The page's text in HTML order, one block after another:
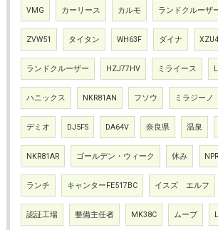
VMG カーリース カルモ ランドクルーザ
ZVW51 タイタン WH63F ダイナ
ランドクルーザー HZJ77HV ミライース
ハニックス NKR81AN フソウ ミラジーノ
デミオ DJ5FS DA64V 奈良県 温泉
NKR81AR ゴールデン・ウィーク 休み
ランチ キャンターFE517BC イスズ エルフ
認証工場 整備主任者 MK38C ムーブ